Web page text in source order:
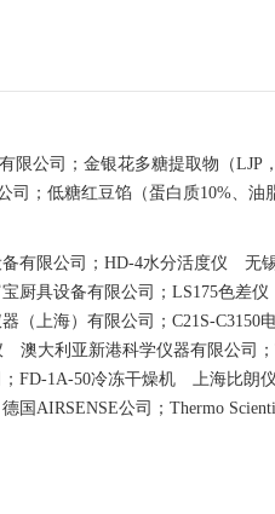
公司；金银花多糖提取物（LJP
；低糖红豆馅（蛋白质10%、油
有限公司；HD-4水分活度仪 无
厨具设备有限公司；LS175色差
（上海）有限公司；C21S-
澳大利亚新港科学仪器有限公司；
FD-1A-50冷冻干燥机 上海比朗仪
国AIRSENSE公司；Thermo